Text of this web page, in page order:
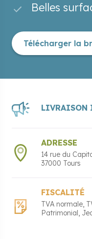
Belles
Télécharger la
LIVRAISON
ADRESSE
14 rue du
37000 Tours
FISCALITÉ
TVA normale
Patrimonial